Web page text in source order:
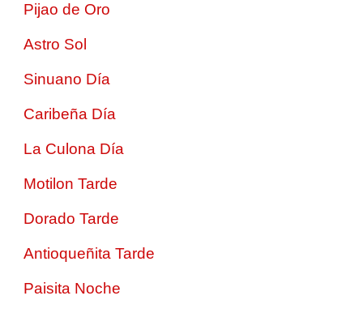
Pijao de Oro
Astro Sol
Sinuano Día
Caribeña Día
La Culona Día
Motilon Tarde
Dorado Tarde
Antioqueñita Tarde
Paisita Noche